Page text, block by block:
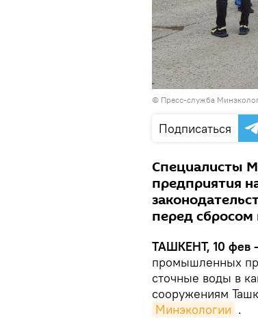
© Пресс-служба
Подписаться
Специалисты
предприятия
перед сбросом
ТАШКЕНТ, 10 фев
промышленных
сточные воды в
сооружениям
Минэкологии .